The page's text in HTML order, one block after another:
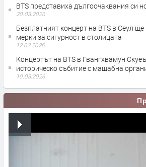
BTS представиха дългоочаквания си
20.03.2026
Безплатният концерт на BTS в Сеул ще
мерки за сигурност в столицата
12.03.2026
Концертът на BTS в Гвангхвамун
историческо събитие с мащабна
10.03.2026